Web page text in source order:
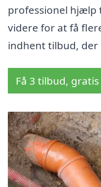
professionel hjælp
videre for at få
indhent tilbud, der
Få 3 tilbud,